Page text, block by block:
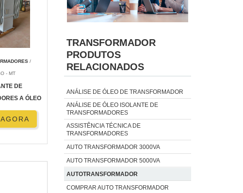
/
- MT
DE
A ÓLEO
TRANSFORMADOR
PRODUTOS
RELACIONADOS
ANÁLISE DE ÓLEO DE TRANSFORMADOR
ANÁLISE DE ÓLEO ISOLANTE DE
TRANSFORMADORES
ASSISTÊNCIA TÉCNICA DE
TRANSFORMADORES
AUTO TRANSFORMADOR 3000VA
AUTO TRANSFORMADOR 5000VA
AUTOTRANSFORMADOR
COMPRAR AUTO TRANSFORMADOR